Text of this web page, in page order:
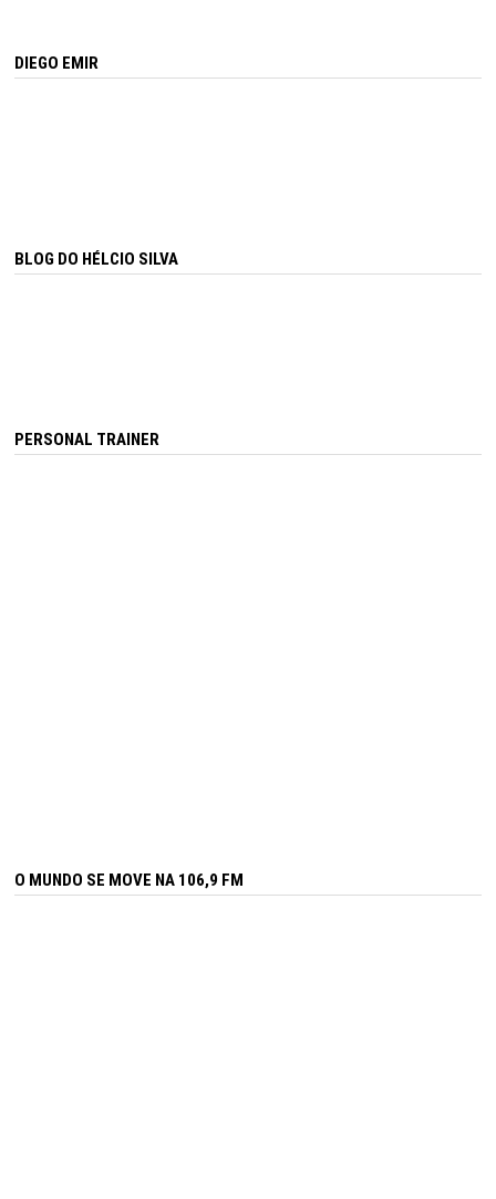
DIEGO EMIR
BLOG DO HÉLCIO SILVA
PERSONAL TRAINER
O MUNDO SE MOVE NA 106,9 FM